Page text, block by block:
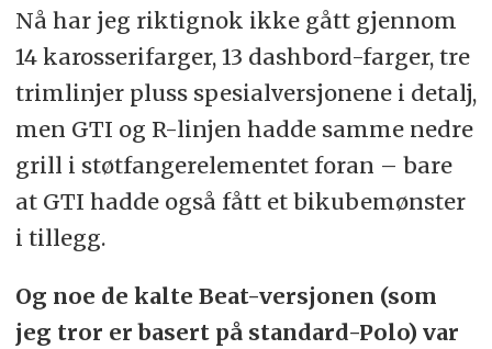
Nå har jeg riktignok ikke gått gjennom
14 karosserifarger, 13 dashbord-farger, tre
trimlinjer pluss spesialversjonene i detalj,
men GTI og R-linjen hadde samme nedre
grill i støtfangerelementet foran – bare
at GTI hadde også fått et bikubemønster
i tillegg.
Og noe de kalte Beat-versjonen (som
jeg tror er basert på standard-Polo) var